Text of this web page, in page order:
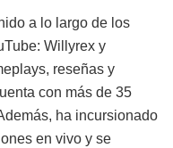
a lo largo de los
Willyrex y
reseñas y
con más de 35
ha incursionado
en vivo y se